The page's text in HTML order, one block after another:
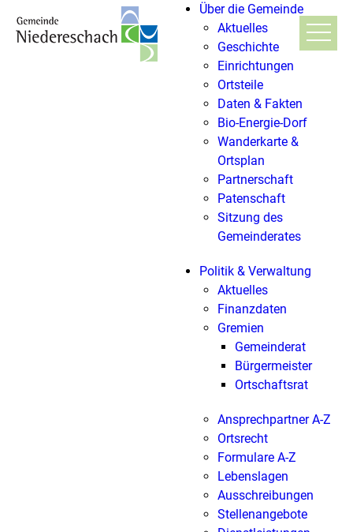
Über die Gemeinde
Aktuelles
Geschichte
Einrichtungen
Ortsteile
Daten & Fakten
Bio-Energie-Dorf
Wanderkarte &
Ortsplan
Partnerschaft
Patenschaft
Sitzung des
Gemeinderates
Politik & Verwaltung
Aktuelles
Finanzdaten
Gremien
Gemeinderat
Bürgermeister
Ortschaftsrat
Ansprechpartner A-Z
Ortsrecht
Formulare A-Z
Lebenslagen
Ausschreibungen
Stellenangebote